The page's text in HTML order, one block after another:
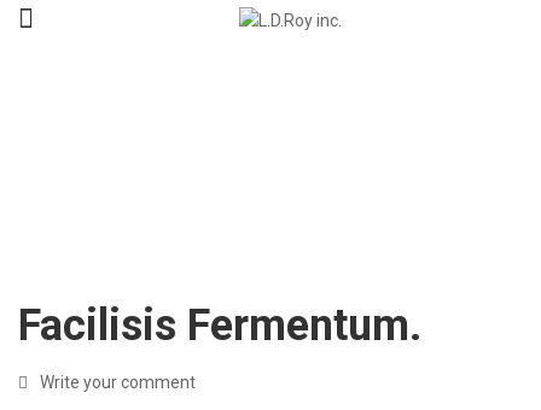
Facilisis Fermentum.
Write your comment